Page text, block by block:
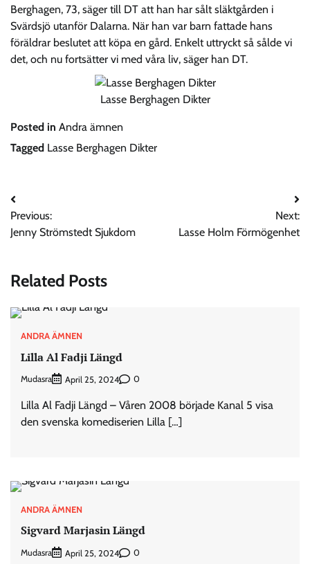
Berghagen, 73, säger till DT att han har sålt släktgården i
Svärdsjö utanför Dalarna. När han var barn fattade hans
föräldrar beslutet att köpa en gård. Enkelt uttryckt så sålde vi
det, och nu fortsätter vi med våra liv, säger han DT.
Lasse Berghagen Dikter
Posted in Andra ämnen
Tagged Lasse Berghagen Dikter
Post
navigation
Previous:
Jenny Strömstedt Sjukdom
Next:
Lasse Holm Förmögenhet
Related Posts
ANDRA ÄMNEN
Lilla Al Fadji Längd
Mudasra April 25, 2024 0
Lilla Al Fadji Längd – Våren 2008 började Kanal 5 visa
den svenska komediserien Lilla […]
ANDRA ÄMNEN
Sigvard Marjasin Längd
Mudasra April 25, 2024 0